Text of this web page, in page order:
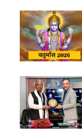
t
t
e
r
e
b
o
o
k